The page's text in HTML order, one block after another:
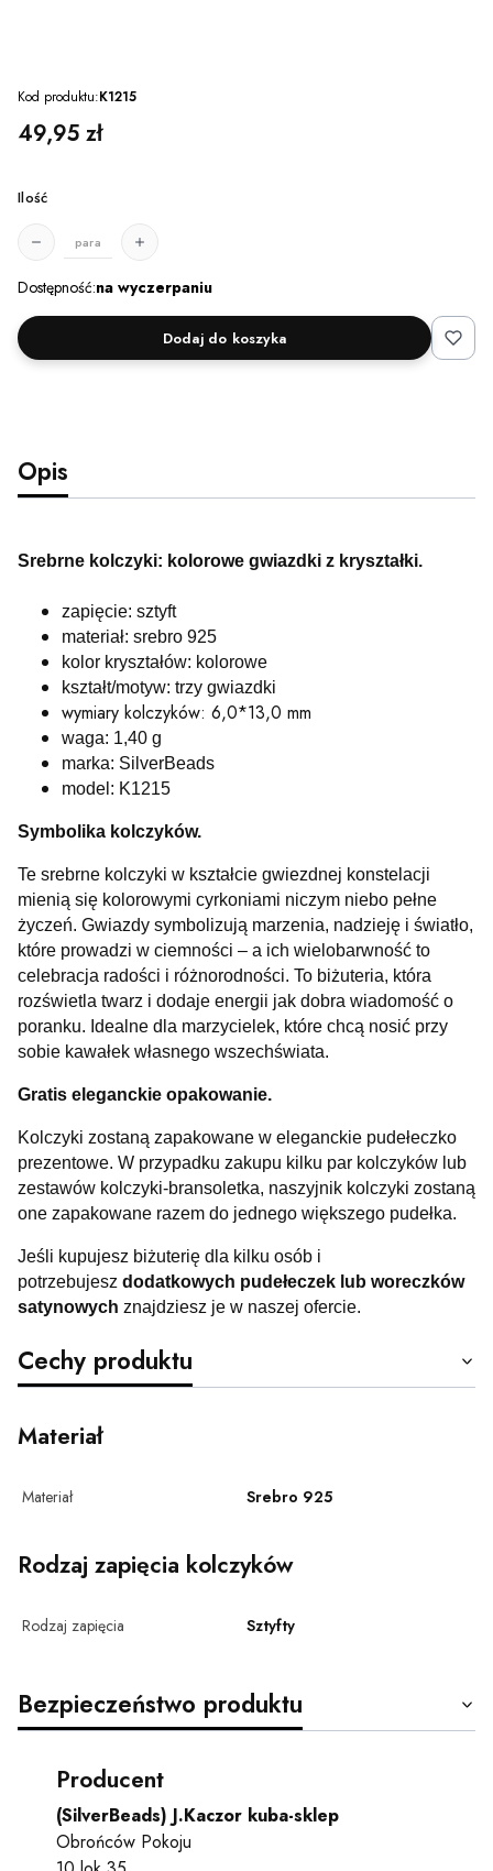
Kod produktu:K1215
Cena
49,95 zł
Ilość
para
Dostępność:na wyczerpaniu
Dodaj do koszyka
Opis
Srebrne kolczyki: kolorowe gwiazdki z kryształki.
zapięcie: sztyft
materiał: srebro 925
kolor kryształów: kolorowe
kształt/motyw: trzy gwiazdki
wymiary kolczyków: 6,0*13,0 mm
waga: 1,40 g
marka: SilverBeads
model: K1215
Symbolika kolczyków.
Te srebrne kolczyki w kształcie gwiezdnej konstelacji
mienią się kolorowymi cyrkoniami niczym niebo pełne
życzeń. Gwiazdy symbolizują marzenia, nadzieję i światło,
które prowadzi w ciemności – a ich wielobarwność to
celebracja radości i różnorodności. To biżuteria, która
rozświetla twarz i dodaje energii jak dobra wiadomość o
poranku. Idealne dla marzycielek, które chcą nosić przy
sobie kawałek własnego wszechświata.
Gratis eleganckie opakowanie.
Kolczyki zostaną zapakowane w eleganckie pudełeczko
prezentowe. W przypadku zakupu kilku par kolczyków lub
zestawów kolczyki-bransoletka, naszyjnik kolczyki zostaną
one zapakowane razem do jednego większego pudełka.
Jeśli kupujesz biżuterię dla kilku osób i
potrzebujesz dodatkowych pudełeczek lub woreczków
satynowych znajdziesz je w naszej ofercie.
Cechy produktu
Materiał
Materiał Srebro 925
Rodzaj zapięcia kolczyków
Rodzaj zapięcia Sztyfty
Bezpieczeństwo produktu
Producent
(SilverBeads) J.Kaczor kuba-sklep
Obrońców Pokoju